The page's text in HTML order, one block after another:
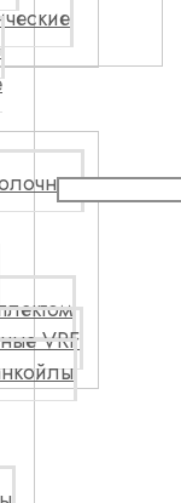
VRF